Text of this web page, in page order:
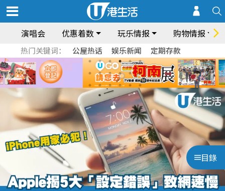
演唱会 优惠着数 玩乐情报 购物情报
热门关键词： 公屋热话 娱乐新闻 定期存款
目錄